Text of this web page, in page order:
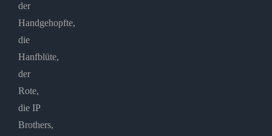
der
Handgehopfte,
die
Hanfblüte,
der
Rote,
die IP
Brothers,